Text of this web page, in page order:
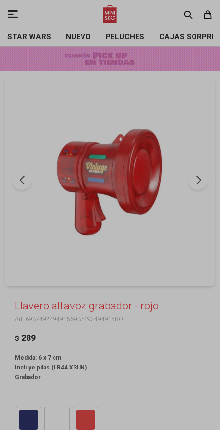
STAR WARS NUEVO PELUCHES CAJAS

Llavero altavoz grabador - rojo
69374924949156937492494915RO
$ 289
Medida: 6 x 7 cm
Incluye pilas (LR44 X3UN)
Grabador